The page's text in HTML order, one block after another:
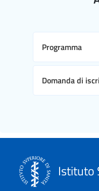
Programma
Domanda di
Istituto